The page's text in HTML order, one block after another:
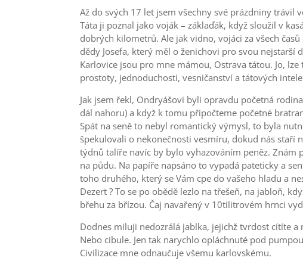
Až do svých 17 let jsem všechny své prázdniny trávil
Táta ji poznal jako voják – záklaďák, když sloužil v
dobrých kilometrů. Ale jak vidno, vojáci za všech
dědy Josefa, který měl o ženichovi pro svou
Karlovice jsou pro mne mámou, Ostrava tátou. Jo,
prostoty, jednoduchosti, vesničanství a tátových
Jak jsem řekl, Ondryášovi byli opravdu početná
dál nahoru) a když k tomu připočteme početné
Spát na seně to nebyl romantický výmysl, to byla
špekulovali o nekonečnosti vesmíru, dokud nás staří
týdnů talíře navíc by bylo vyhazováním peněz. Znám
na půdu. Na papíře napsáno to vypadá pateticky a
toho druhého, který se Vám cpe do vašeho hladu a
Dezert ? To se po obědě lezlo na třešeň, na jabloň,
břehu za břízou. Čaj navařený v 10tilitrovém hrnci
Dodnes miluji nedozrálá jablka, jejichž tvrdost cítíte
Nebo cibule. Jen tak narychlo opláchnuté pod
Civilizace mne odnaučuje všemu karlovskému.